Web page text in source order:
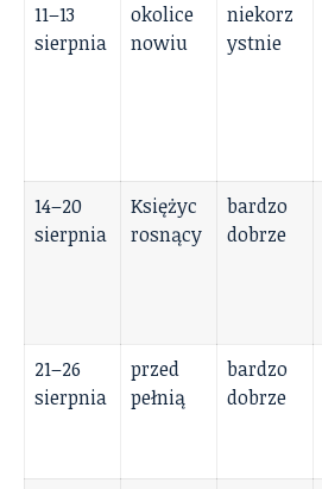
11–13
sierpnia
okolice
nowiu
niekorz
ystnie
14–20
sierpnia
Księżyc
rosnący
bardzo
dobrze
21–26
sierpnia
przed
pełnią
bardzo
dobrze